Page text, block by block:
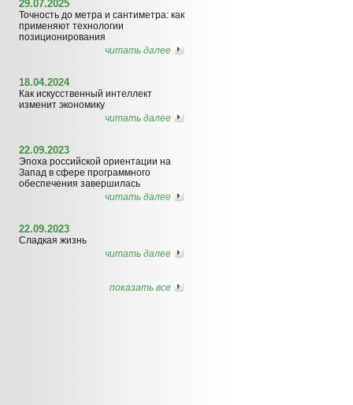
29.07.2025
Точность до метра и сантиметра: как
применяют технологии
позиционирования
читать далее
18.04.2024
Как искусственный интеллект
изменит экономику
читать далее
22.09.2023
Эпоха российской ориентации на
Запад в сфере программного
обеспечения завершилась
читать далее
22.09.2023
Сладкая жизнь
читать далее
показать все